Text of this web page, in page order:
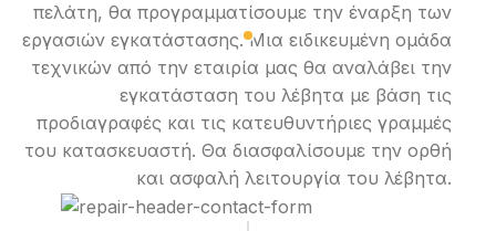
πελάτη, θα προγραμματίσουμε την έναρξη των
εργασιών εγκατάστασης. Μια ειδικευμένη ομάδα
τεχνικών από την εταιρία μας θα αναλάβει την
εγκατάσταση του λέβητα με βάση τις
προδιαγραφές και τις κατευθυντήριες γραμμές
του κατασκευαστή. Θα διασφαλίσουμε την ορθή
και ασφαλή λειτουργία του λέβητα.